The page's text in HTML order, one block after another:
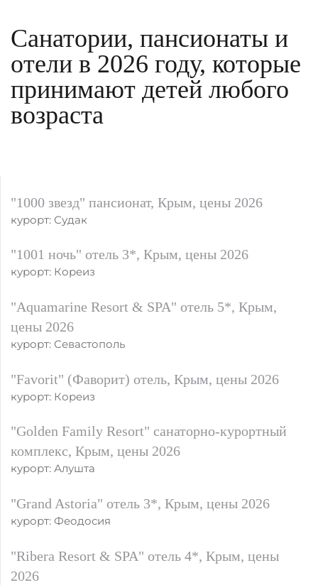
Санатории, пансионаты и
отели в 2026 году, которые
принимают детей любого
возраста
"1000 звезд" пансионат, Крым, цены 2026
курорт: Судак
"1001 ночь" отель 3*, Крым, цены 2026
курорт: Кореиз
"Aquamarine Resort & SPA" отель 5*, Крым,
цены 2026
курорт: Севастополь
"Favorit" (Фаворит) отель, Крым, цены 2026
курорт: Кореиз
"Golden Family Resort" санаторно-курортный
комплекс, Крым, цены 2026
курорт: Алушта
"Grand Astoria" отель 3*, Крым, цены 2026
курорт: Феодосия
"Ribera Resort & SPA" отель 4*, Крым, цены
2026